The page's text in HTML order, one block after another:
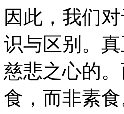
因此，我们
识与区别。
慈悲之心的
食，而非素